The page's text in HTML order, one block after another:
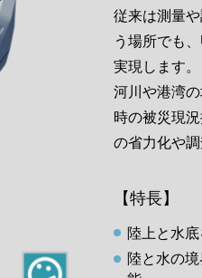
従来は測量
う場所でも
実現します。
河川や港湾
時の被災現
の省力化や
【特長】
陸上と水
陸と水の